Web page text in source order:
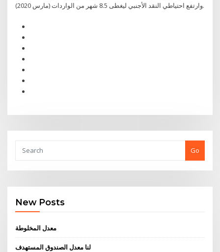
وارتفع احتياطي النقد الأجنبي ليغطى 8.5 شهر من الواردات (مارس 2020).
Go
New Posts
معدل المخلوطة
لنا معدل الصندوق المستهدف